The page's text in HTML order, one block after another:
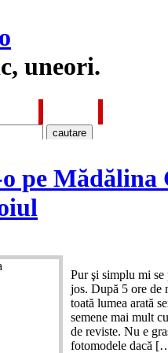
uneori.
pe Mădălina
Pur şi simplu mi se
jos. După 5 ore de
toată lumea arată
semene mai mult
de reviste. Nu e
fotomodele dacă